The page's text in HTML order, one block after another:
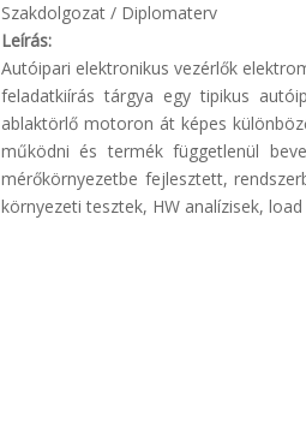
Szakdolgozat / Diplomaterv
Leírás:
Autóipari elektronikus vezérlők
feladatkiírás tárgya egy tipikus
ablaktörlő motoron át képes
működni és termék függetlenül
mérőkörnyezetbe fejlesztett,
környezeti tesztek, HW analízisek,